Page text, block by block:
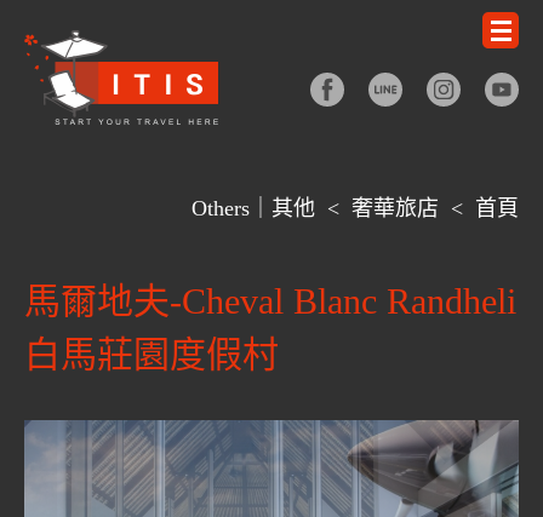
Others｜其他 < 奢華旅店 < 首頁
馬爾地夫-Cheval Blanc Randheli
白馬莊園度假村